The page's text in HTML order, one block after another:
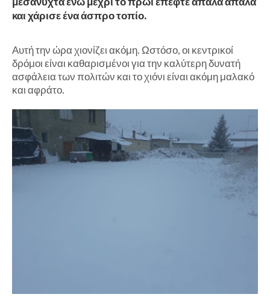
και χάρισε ένα άσπρο τοπίο.
Αυτή την ώρα χιονίζει ακόμη. Ωστόσο, οι κεντρικοί
δρόμοι είναι καθαρισμένοι για την καλύτερη δυνατή
ασφάλεια των πολιτών και το χιόνι είναι ακόμη μαλακό
και αφράτο.